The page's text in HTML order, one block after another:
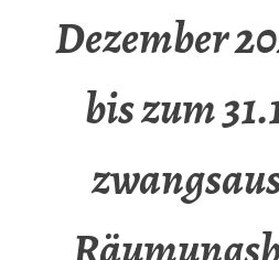
Dezember
bis zum